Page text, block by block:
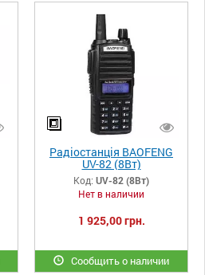
Радіостанція BAOFENG
UV-82 (8Вт)
Код: UV-82 (8Вт)
Нет в наличии
1 925,00 грн.
Сообщить о наличии